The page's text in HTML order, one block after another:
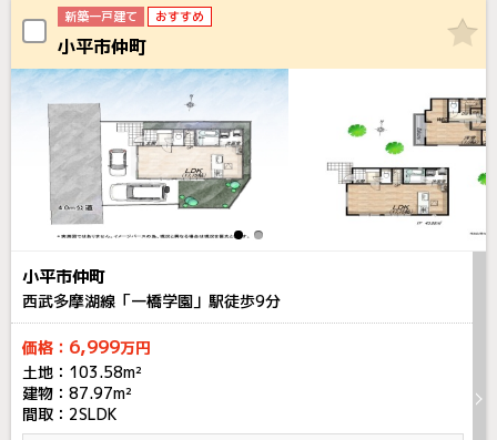
新築一戸建て おすすめ
小平市仲町
小平市仲町
西武多摩湖線「一橋学園」駅徒歩9分
価格： 6,999万円
土地：103.58m²
建物：87.97m²
間取：2SLDK